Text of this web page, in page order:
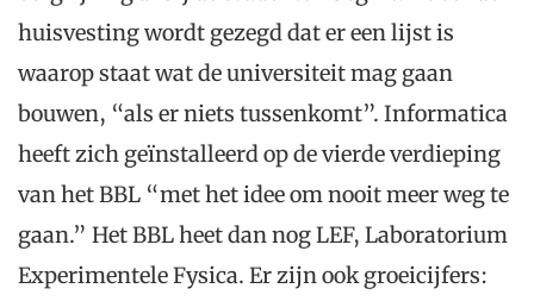
huisvesting wordt gezegd dat er een lijst is
waarop staat wat de universiteit mag gaan
bouwen, “als er niets tussenkomt”. Informatica
heeft zich geïnstalleerd op de vierde verdieping
van het BBL “met het idee om nooit meer weg te
gaan.” Het BBL heet dan nog LEF, Laboratorium
Experimentele Fysica. Er zijn ook groeicijfers: